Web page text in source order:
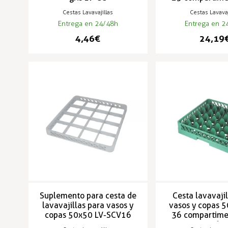
Cestas Lavavajillas
Entrega en 24/48h
4,46 €
Cestas
Entrega en
24,19
Suplemento para cesta de
lavavajillas para vasos y
copas 50x50 LV-SCV16
Cesta
vasos y copas
36
C36V